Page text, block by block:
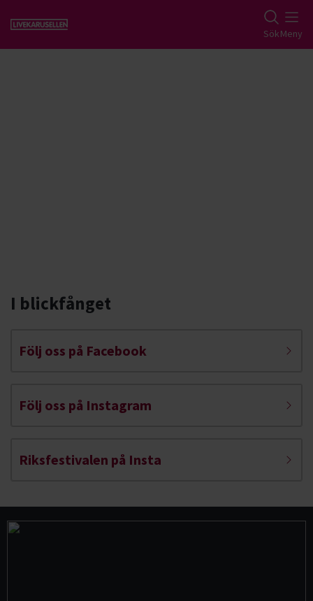
Gå till studiefrämjandets startsida SökMeny
I blickfånget
Följ oss på Facebook
Följ oss på Instagram
Riksfestivalen på Insta